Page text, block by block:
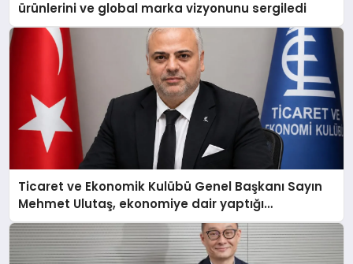
ürünlerini ve global marka vizyonunu sergiledi
Ticaret ve Ekonomik Kulübü Genel Başkanı Sayın
Mehmet Ulutaş, ekonomiye dair yaptığı
açıklamada şunları kaydetti: